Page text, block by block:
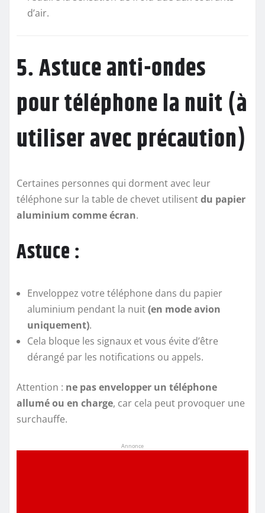
d’air.
5. Astuce anti-ondes
pour téléphone la nuit (à
utiliser avec précaution)
Certaines personnes qui dorment avec leur
téléphone sur la table de chevet utilisentdu papier
aluminium comme écran.
Astuce :
Enveloppez votre téléphone dans du papier
aluminium pendant la nuit(en mode avion
uniquement).
Cela bloque les signaux et vous évite d’être
dérangé par les notifications ou appels.
Attention : ne pas envelopper un téléphone
allumé ou en charge, car cela peut provoquer une
surchauffe.
Annonce